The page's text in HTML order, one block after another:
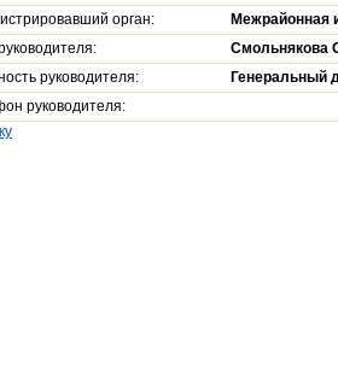
орган:
Межрайонная
Смольнякова
руководителя:
Генеральный
руководителя: